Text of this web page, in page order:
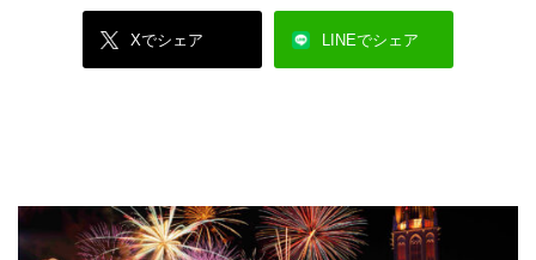
Xでシェア LINEでシェア